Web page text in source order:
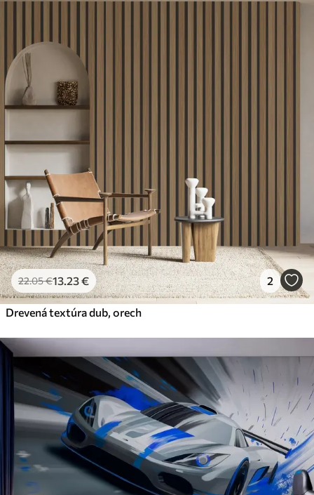
22.05€13.23€ 2
Drevená textúra dub, orech